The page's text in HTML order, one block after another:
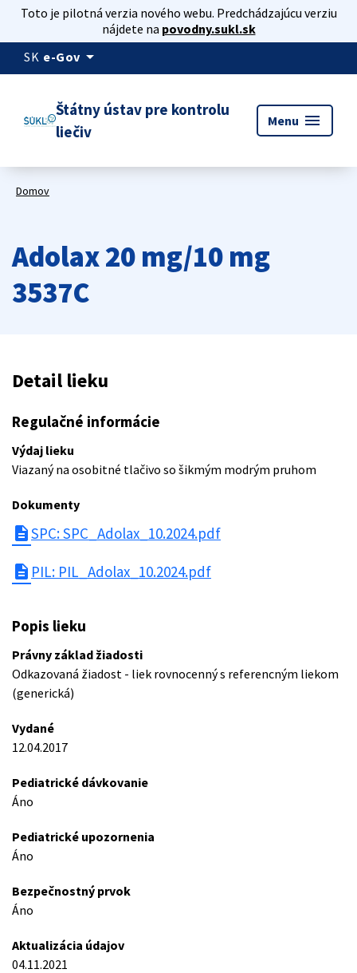
Toto je pilotná verzia nového webu. Predchádzajúcu verziu
nájdete na povodny.sukl.sk
SK e-Gov arrow_drop_down
Štátny ústav pre kontrolu
liečiv
Menu menu
Domov
Adolax 20 mg/10 mg
3537C
Detail lieku
Regulačné informácie
Výdaj lieku
Viazaný na osobitné tlačivo so šikmým modrým pruhom
Dokumenty
descriptionSPC: SPC_Adolax_10.2024.pdf
description PIL: PIL_Adolax_10.2024.pdf
Popis lieku
Právny základ žiadosti
Odkazovaná žiadost - liek rovnocenný s referencným liekom
(generická)
Vydané
12.04.2017
Pediatrické dávkovanie
Áno
Pediatrické upozornenia
Áno
Bezpečnostný prvok
Áno
Aktualizácia údajov
04.11.2021